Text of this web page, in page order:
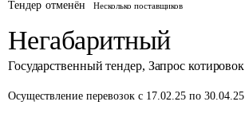
Тендер отменён Несколько поставщиков
Негабаритный
Государственный тендер, Запрос котировок
Осуществление перевозок с 17.02.25 по 30.04.25